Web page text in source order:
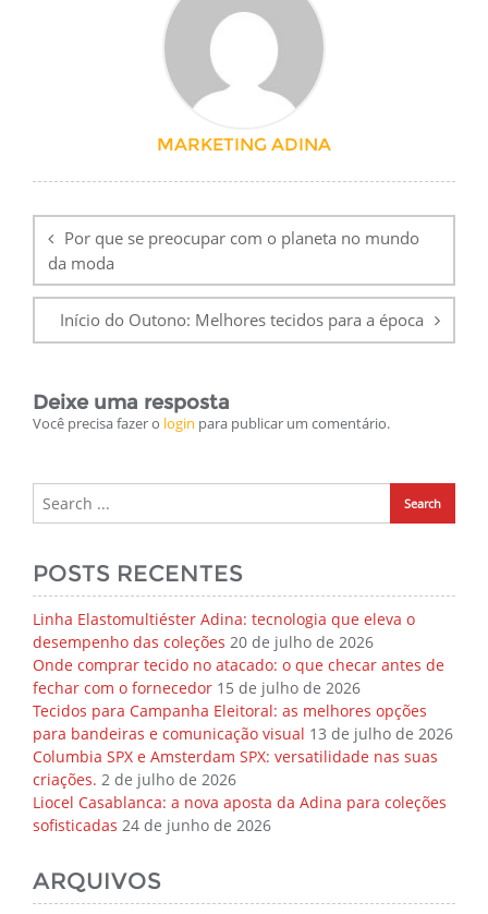
MARKETING ADINA
de
Post
Por que se preocupar com o planeta no mundo
da moda
Início do Outono: Melhores tecidos para a época
Deixe uma resposta
Você precisa fazer o login para publicar um comentário.
POSTS RECENTES
Linha Elastomultiéster Adina: tecnologia que eleva o
desempenho das coleções 20 de julho de 2026
Onde comprar tecido no atacado: o que checar antes de
fechar com o fornecedor 15 de julho de 2026
Tecidos para Campanha Eleitoral: as melhores opções
para bandeiras e comunicação visual 13 de julho de 2026
Columbia SPX e Amsterdam SPX: versatilidade nas suas
criações. 2 de julho de 2026
Liocel Casablanca: a nova aposta da Adina para coleções
sofisticadas 24 de junho de 2026
ARQUIVOS